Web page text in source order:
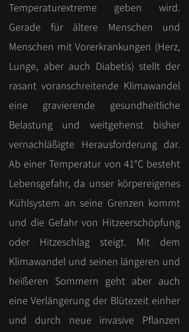
Temperaturextreme geben wird.
Gerade für ältere Menschen und
Menschen mit Vorerkrankungen (Herz,
Lunge, aber auch Diabetis) stellt der
rasant voranschreitende Klimawandel
eine gravierende gesundheitliche
Belastung und weitgehenst bisher
vernachläßigte Herausforderung dar.
Ab einer Temperatur von 41°C besteht
Lebensgefahr, da unser körpereigenes
Kühlsystem an seine Grenzen kommt
und die Gefahr von Hitzeerschöpfung
oder Hitzeschlag steigt. Mit dem
Klimawandel und seinen längeren und
heißeren Sommern geht aber auch
eine Verlängerung der Blütezeit einher
und durch neue invasive Pflanzen